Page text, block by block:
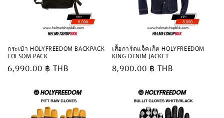
กระเป๋า HOLYFREEDOM BACKPACK
FOLSOM PACK
Regular
6,990.00 ฿ THB
เสื้อการ์ดแจ็คเก็ต HOLYFREEDOM
KING DENIM JACKET
Regular
8,900.00 ฿ THB